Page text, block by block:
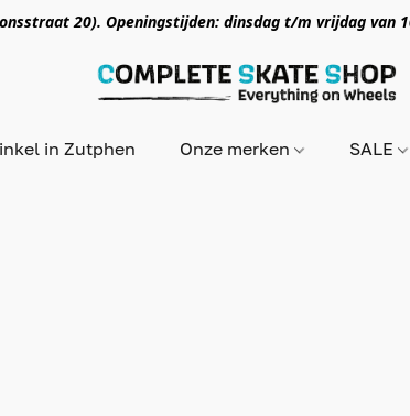
20). Openingstijden: dinsdag t/m vrijdag van
in Zutphen Onze merken SALE